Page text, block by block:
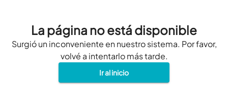
La página no está disponible
Surgió un inconveniente en nuestro sistema. Por favor,
volvé a intentarlo más tarde.
Ir al inicio